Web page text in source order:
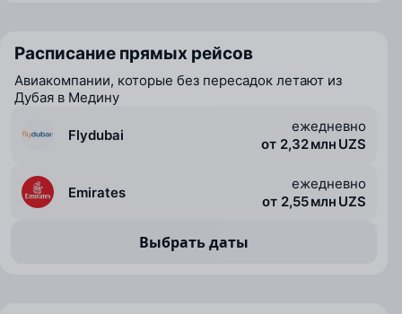
Расписание прямых рейсов
Авиакомпании, которые без пересадок летают из
Дубая в Медину
Flydubai
ежедневно
от 2,32 млн UZS
Emirates
ежедневно
от 2,55 млн UZS
Выбрать даты